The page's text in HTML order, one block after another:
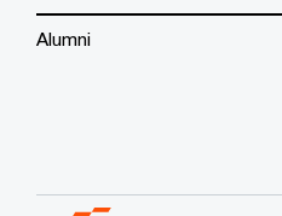
Alumni